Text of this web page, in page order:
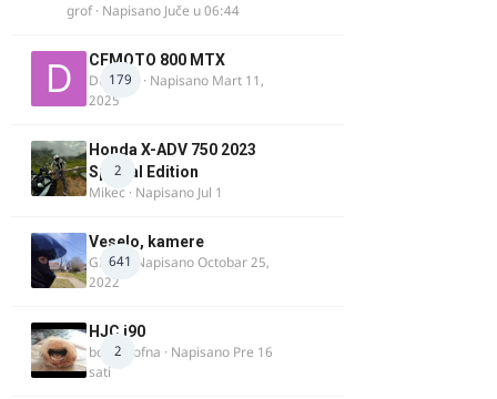
grof· Napisano Juče u 06:44
179
CFMOTO 800 MTX
Duta_91 · Napisano Mart 11,
2025
2
Honda X-ADV 750 2023
Special Edition
Mikec · Napisano Jul 1
641
Veselo, kamere
GR 46· NapisanoOctobar 25,
2022
2
HJC i90
bobi_krofna · Napisano Pre 16
sati